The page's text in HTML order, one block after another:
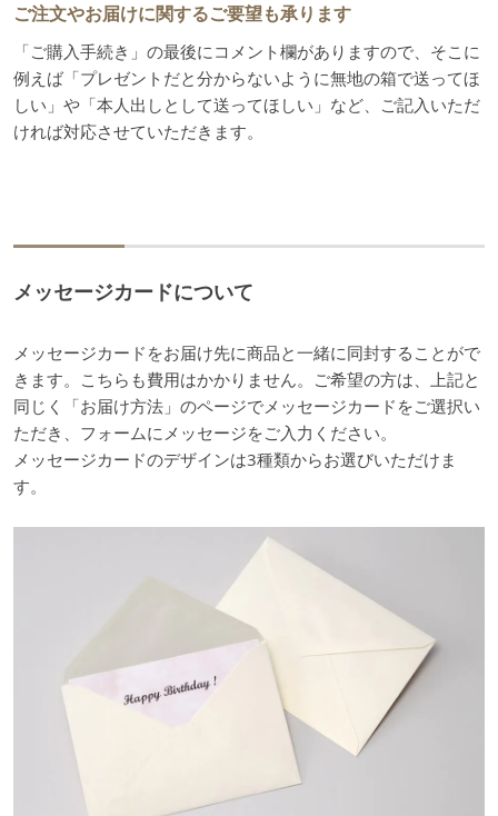
ご注文やお届けに関するご要望も承ります
「ご購入手続き」の最後にコメント欄がありますので、そこに
例えば「プレゼントだと分からないように無地の箱で送ってほ
しい」や「本人出しとして送ってほしい」など、ご記入いただ
ければ対応させていただきます。
メッセージカードについて
メッセージカードをお届け先に商品と一緒に同封することがで
きます。こちらも費用はかかりません。ご希望の方は、上記と
同じく「お届け方法」のページでメッセージカードをご選択い
ただき、フォームにメッセージをご入力ください。
メッセージカードのデザインは3種類からお選びいただけま
す。